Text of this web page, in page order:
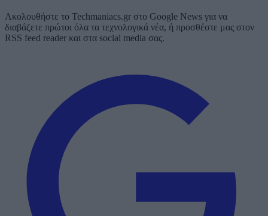
Ακολουθήστε το Techmaniacs.gr στο Google News για να
διαβάζετε πρώτοι όλα τα τεχνολογικά νέα, ή προσθέστε μας στον
RSS feed reader και στα social media σας.